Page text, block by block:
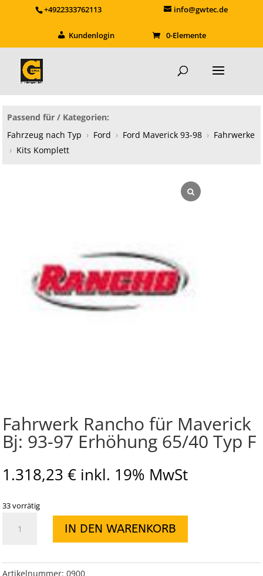
+4922333762113 info@gwtec.de
Kundenlogin 0-Elemente
Passend für / Kategorien:
Fahrzeug nach Typ › Ford › Ford Maverick 93-98 › Fahrwerke
› Kits Komplett
Fahrwerk Rancho für Maverick
Bj: 93-97 Erhöhung 65/40 Typ F
1.318,23 € inkl. 19% MwSt
33 vorrätig
Rancho
Bj:
IN DEN WARENKORB
Artikelnummer: 0900